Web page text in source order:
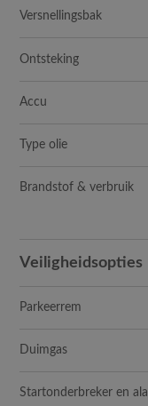
Versnellingsbak
Ontsteking
Accu
Type olie
Brandstof & verbruik
Veiligheidsopties
Parkeerrem
Duimgas
Startonderbreker en